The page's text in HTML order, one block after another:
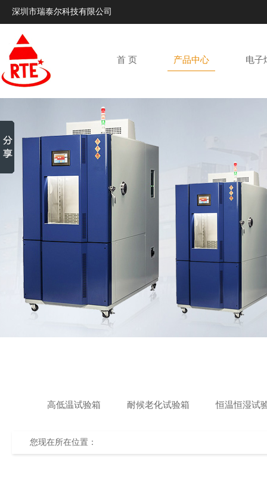
深圳市瑞泰尔科技有限公司
首 页 产品中心 电子
高低温试验箱 耐候老化试验箱 恒温恒湿试
您现在所在位置：